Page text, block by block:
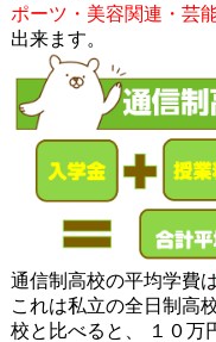
ポーツ・美容関連・芸
出来ます。
通信制高校の平均学費
これは私立の全日制高
校と比べると、 １０万